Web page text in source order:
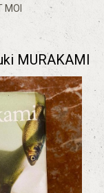
MOI
MURAKAMI